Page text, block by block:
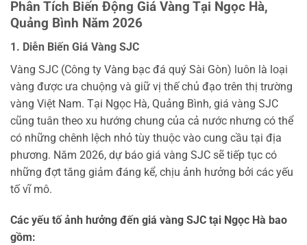
Phân Tích Biến Động Giá Vàng Tại Ngọc Hà,
Quảng Bình Năm 2026
1. Diễn Biến Giá Vàng SJC
Vàng SJC (Công ty Vàng bạc đá quý Sài Gòn) luôn là loại
vàng được ưa chuộng và giữ vị thế chủ đạo trên thị trường
vàng Việt Nam. Tại Ngọc Hà, Quảng Bình, giá vàng SJC
cũng tuân theo xu hướng chung của cả nước nhưng có thể
có những chênh lệch nhỏ tùy thuộc vào cung cầu tại địa
phương. Năm 2026, dự báo giá vàng SJC sẽ tiếp tục có
những đợt tăng giảm đáng kể, chịu ảnh hưởng bởi các yếu
tố vĩ mô.
Các yếu tố ảnh hưởng đến giá vàng SJC tại Ngọc Hà bao
gồm: